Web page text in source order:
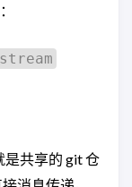
是共享的 git 仓